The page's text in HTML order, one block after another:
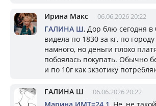
Ирина Макс 06.06.2026 20:22
ГАЛИНА Ш, Дор блю сегодня в
видела по 1830 за кг, по
намного, но деньги плохо
побоялась покупать. Обычно
и по 10г как экзотику
ГАЛИНА Ш 06.06.2026 20:22